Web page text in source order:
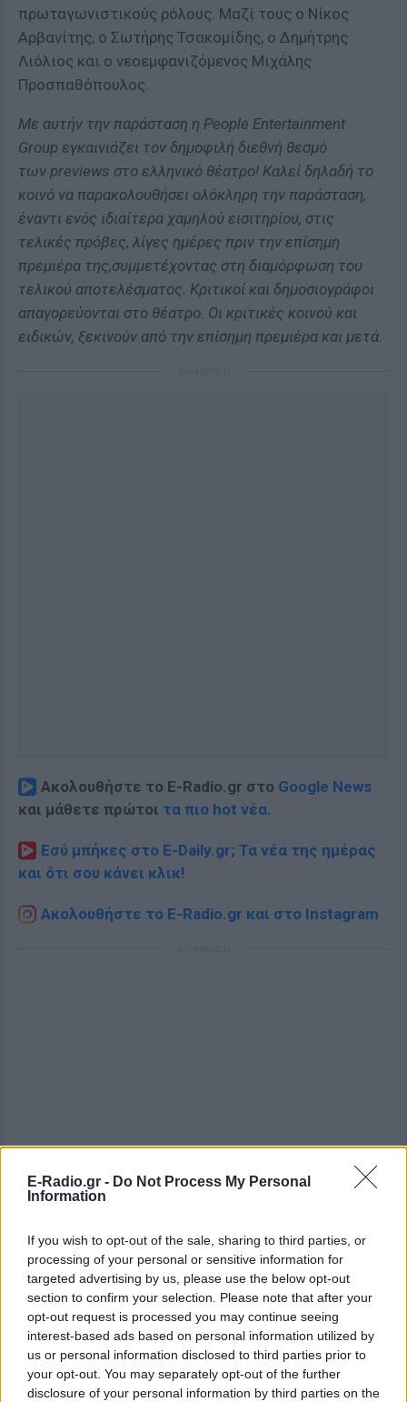
E-Radio.gr - Do Not Process My Personal
Information
If you wish to opt-out of the sale, sharing to third parties, or
processing of your personal or sensitive information for
targeted advertising by us, please use the below opt-out
section to confirm your selection. Please note that after your
opt-out request is processed you may continue seeing
interest-based ads based on personal information utilized by
us or personal information disclosed to third parties prior to
your opt-out. You may separately opt-out of the further
disclosure of your personal information by third parties on the
πρωταγωνιστικούς ρόλους. Μαζί τους ο Νίκος
Αρβανίτης, ο Σωτήρης Τσακομίδης, ο Δημήτρης
Λιόλιος και ο νεοεμφανιζόμενος Μιχάλης
Προσπαθόπουλος.
Με αυτήν την παράσταση η People Entertainment
Group εγκαινιάζει τον δημοφιλή διεθνή θεσμό
των previews στο ελληνικό θέατρο! Καλεί δηλαδή το
κοινό να παρακολουθήσει ολόκληρη την παράσταση,
έναντι ενός ιδιαίτερα χαμηλού εισιτηρίου, στις
τελικές πρόβες, λίγες ημέρες πριν την επίσημη
πρεμιέρα της,συμμετέχοντας στη διαμόρφωση του
τελικού αποτελέσματος. Kριτικοί και δημοσιογράφοι
απαγορεύονται στο θέατρο. Οι κριτικές κοινού και
ειδικών, ξεκινούν από την επίσημη πρεμιέρα και μετά.
Ακολουθήστε το E-Radio.gr στο Google News
και μάθετε πρώτοι τα πιο hot νέα.
Εσύ μπήκες στο E-Daily.gr; Τα νέα της ημέρας
και ότι σου κάνει κλικ!
Ακολουθήστε το E-Radio.gr και στο Instagram
ΔΕΙΤΕ ΕΠΙΣΗΣ